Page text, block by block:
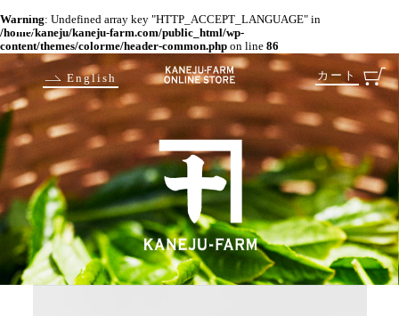
Warning: Undefined array key "HTTP_ACCEPT_LANGUAGE" in
/home/kaneju/kaneju-farm.com/public_html/wp-
content/themes/colorme/header-common.php on line 86
カート
English